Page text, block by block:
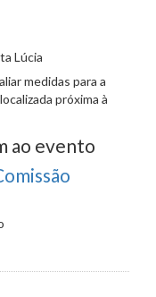
Lúcia
medidas para a
próxima à
ao evento